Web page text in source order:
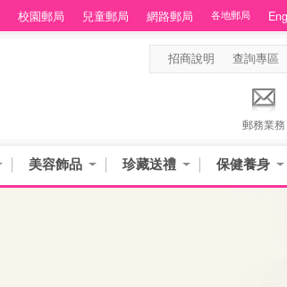
校園郵局 兒童郵局 網路郵局 各地郵局
招商說明 查詢專區
郵務業務
美容飾品 珍藏送禮 保健養身